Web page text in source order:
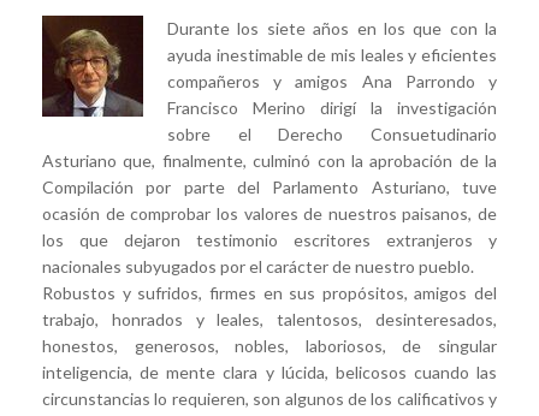
Durante los siete años en los que con la
ayuda inestimable de mis leales y eficientes
compañeros y amigos Ana Parrondo y
Francisco Merino dirigí la investigación
sobre el Derecho Consuetudinario
Asturiano que, finalmente, culminó con la aprobación de la
Compilación por parte del Parlamento Asturiano, tuve
ocasión de comprobar los valores de nuestros paisanos, de
los que dejaron testimonio escritores extranjeros y
nacionales subyugados por el carácter de nuestro pueblo.
Robustos y sufridos, firmes en sus propósitos, amigos del
trabajo, honrados y leales, talentosos, desinteresados,
honestos, generosos, nobles, laboriosos, de singular
inteligencia, de mente clara y lúcida, belicosos cuando las
circunstancias lo requieren, son algunos de los calificativos y